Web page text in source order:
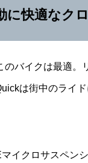
に快適なク
のバイクは最適。
は街中のライ
イクロサスペン
ラ
【